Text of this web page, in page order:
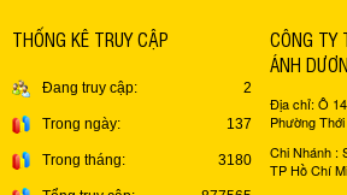
THỐNG KÊ TRUY CẬP
Đang truy cập: 2
Trong ngày: 137
Trong tháng: 3180
CÔNG TY
ÁNH
Địa chỉ: Ô
Phường
Chi Nhánh :
TP Hồ Chí